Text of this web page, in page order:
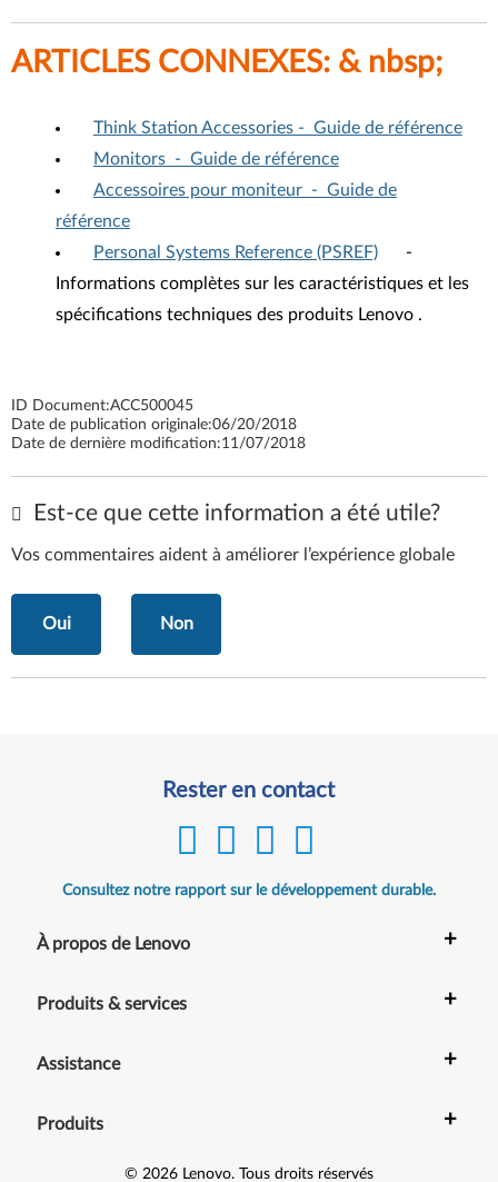
ARTICLES CONNEXES: & nbsp;
Think Station Accessories - Guide de référence
Monitors - Guide de référence
Accessoires pour moniteur - Guide de
référence
Personal Systems Reference (PSREF)
-
Informations complètes sur les caractéristiques et les
spécifications techniques des produits Lenovo .
ID Document:ACC500045
Date de publication originale:06/20/2018
Date de dernière modification:11/07/2018
Est-ce que cette information a été utile?
Vos commentaires aident à améliorer l’expérience globale
Oui Non
Rester en contact
Consultez notre rapport sur le développement durable.
À propos de Lenovo +
Produits & services +
Assistance +
Produits +
© 2026 Lenovo. Tous droits réservés